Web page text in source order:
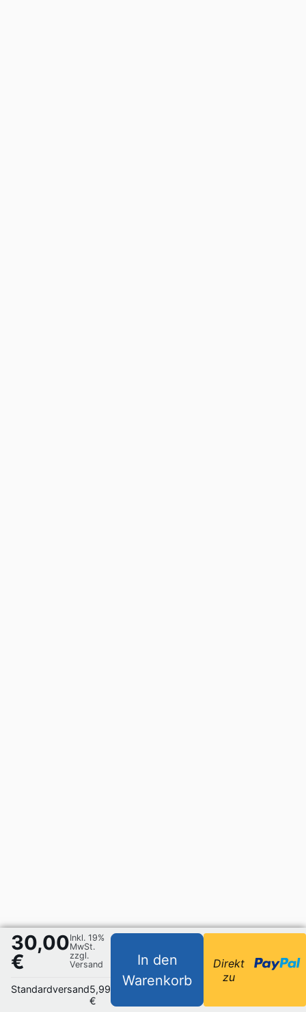
30,00
€
Inkl. 19%
MwSt.
zzgl.
Versand
Standardversand5,99
€
In den
Warenkorb
Direkt
zu